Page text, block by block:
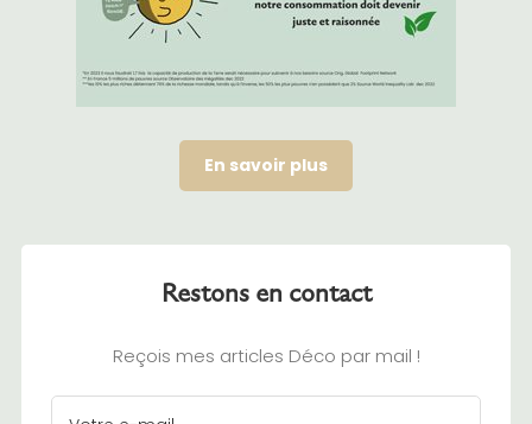
En savoir plus
Restons en contact
Reçois mes articles Déco par mail !